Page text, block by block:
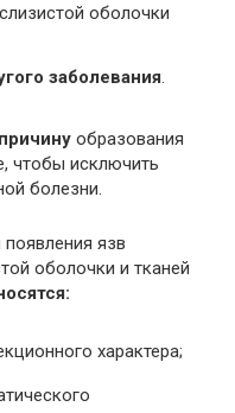
слизистой оболочки
заболевания.
образования
чтобы исключить
болезни.
язв
оболочки и тканей
характера;